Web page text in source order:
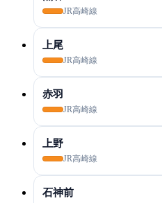
JR高崎線
上尾
JR高崎線
赤羽
JR高崎線
上野
JR高崎線
石神前